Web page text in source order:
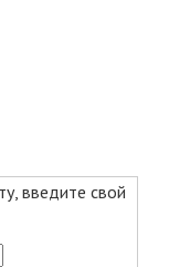
введите свой